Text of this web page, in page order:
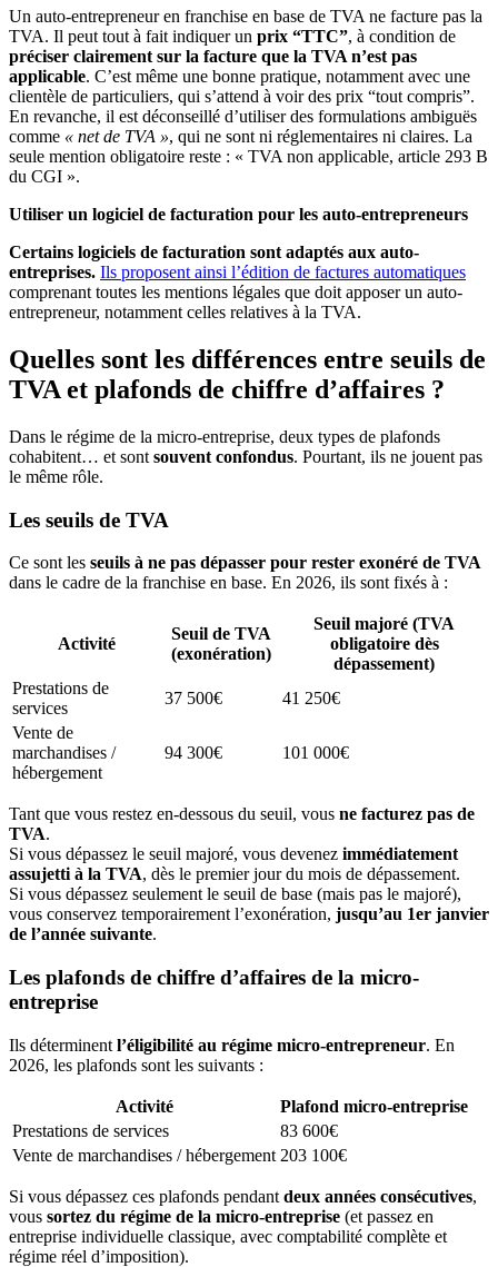
Un auto-entrepreneur en franchise en base de TVA ne facture pas la
TVA. Il peut tout à fait indiquer un prix “TTC”, à condition de
préciser clairement sur la facture que la TVA n’est pas
applicable. C’est même une bonne pratique, notamment avec une
clientèle de particuliers, qui s’attend à voir des prix “tout compris”.
En revanche, il est déconseillé d’utiliser des formulations ambiguës
comme « net de TVA », qui ne sont ni réglementaires ni claires. La
seule mention obligatoire reste : « TVA non applicable, article 293 B
du CGI ».
Utiliser un logiciel de facturation pour les auto-entrepreneurs
Certains logiciels de facturation sont adaptés aux auto-
entreprises. Ils proposent ainsi l’édition de factures automatiques
comprenant toutes les mentions légales que doit apposer un auto-
entrepreneur, notamment celles relatives à la TVA.
Quelles sont les différences entre seuils de
TVA et plafonds de chiffre d’affaires ?
Dans le régime de la micro-entreprise, deux types de plafonds
cohabitent… et sont souvent confondus. Pourtant, ils ne jouent pas
le même rôle.
Les seuils de TVA
Ce sont les seuils à ne pas dépasser pour rester exonéré de TVA
dans le cadre de la franchise en base. En 2026, ils sont fixés à :
Activité
Seuil de TVA
(exonération)
Seuil majoré (TVA
obligatoire dès
dépassement)
Prestations de
services
37 500€
41 250€
Vente de
marchandises /
hébergement
94 300€ 101 000€
Tant que vous restez en-dessous du seuil, vous ne facturez pas de
TVA.
Si vous dépassez le seuil majoré, vous devenez immédiatement
assujetti à la TVA, dès le premier jour du mois de dépassement.
Si vous dépassez seulement le seuil de base (mais pas le majoré),
vous conservez temporairement l’exonération, jusqu’au 1er janvier
de l’année suivante.
Les plafonds de chiffre d’affaires de la micro-
entreprise
Ils déterminent l’éligibilité au régime micro-entrepreneur. En
2026, les plafonds sont les suivants :
Activité
Plafond micro-entreprise
Prestations de services
83 600€
Vente de marchandises / hébergement 203 100€
Si vous dépassez ces plafonds pendant deux années consécutives,
vous sortez du régime de la micro-entreprise (et passez en
entreprise individuelle classique, avec comptabilité complète et
régime réel d’imposition).